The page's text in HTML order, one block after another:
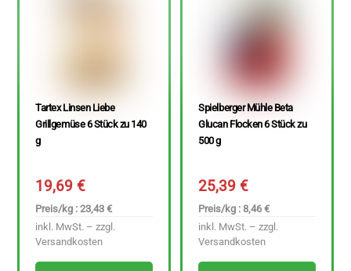
Tartex Linsen Liebe
Grillgemüse 6 Stück zu 140
g
19,69€
Preis/kg : 23,43 €
inkl. MwSt. – zzgl.
Versandkosten
Spielberger Mühle Beta
Glucan Flocken 6 Stück zu
500 g
25,39€
Preis/kg : 8,46 €
inkl. MwSt. – zzgl.
Versandkosten